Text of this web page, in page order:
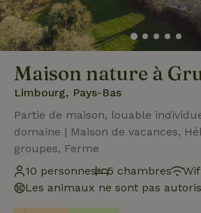
Maison nature à
Limbourg, Pays-Bas
Partie de maison, louable
domaine | Maison de vacances,
groupes, Ferme
10 personnes
5 chambres
Les animaux ne sont pas